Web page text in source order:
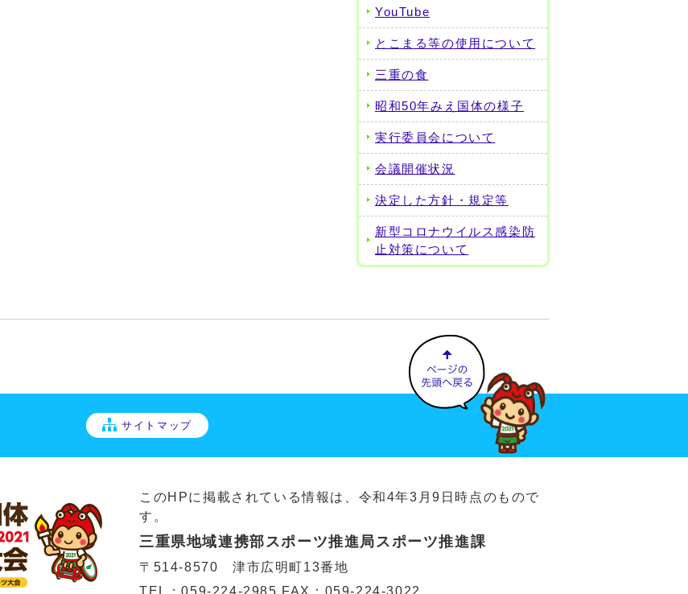
YouTube
とこまる等の使用について
三重の食
昭和50年みえ国体の様子
実行委員会について
会議開催状況
決定した方針・規定等
新型コロナウイルス感染防
止対策について
サイトマップ
このHPに掲載されている情報は、令和4年3月9日時点のもので
す。
三重県地域連携部スポーツ推進局スポーツ推進課
〒514-8570 津市広明町13番地
TEL：059-224-2985 FAX：059-224-3022